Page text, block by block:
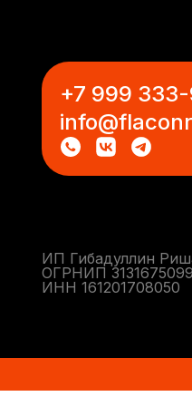
ИП Гибадуллин
ОГРНИП
ИНН 161201708050
+7 999